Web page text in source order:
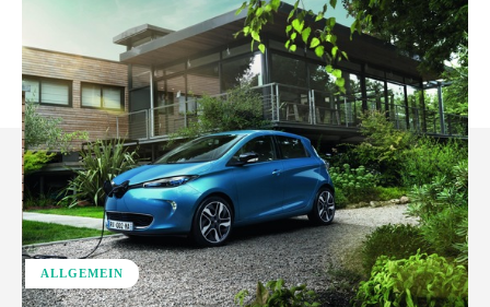
ALLGEMEIN